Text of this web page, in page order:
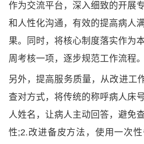
作为交流平台，深入细致的开展
和人性化沟通，有效的提高病人
果。同时，将核心制度落实作为
周考核一项，逐步规范工作流程。
另外，提高服务质量，从改进工
查对方式，将传统的称呼病人床
人姓名，让病人主动回答，避免
性;2.改进备皮方法，使用一次